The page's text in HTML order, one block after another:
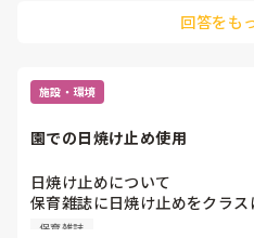
回答をも
施設・環境
園での日焼け止め使用
日焼け止めについて
保育雑誌に日焼け止めをクラ
えるっていう園をみてすごい
保育雑誌